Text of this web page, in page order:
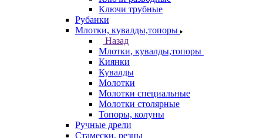
Ключи трубные
Рубанки
Млотки, кувалды,топоры
Назад
Млотки, кувалды,топоры
Киянки
Кувалды
Молотки
Молотки специальные
Молотки столярные
Топоры, колуны
Ручные дрели
Стамески, резцы